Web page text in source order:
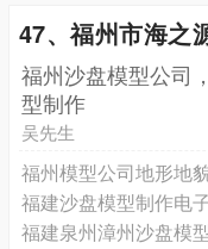
47、福州市海之
福州沙盘模型公司
型制作
吴先生
福州模型公司地形地
福建沙盘模型制作电
福建泉州漳州沙盘模